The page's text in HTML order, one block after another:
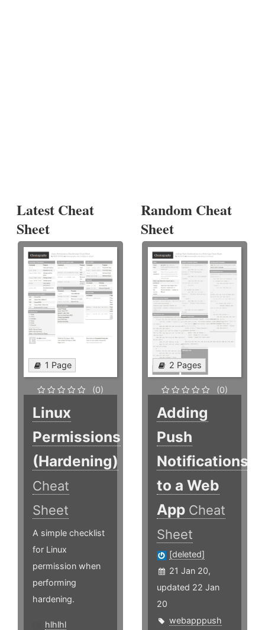
Latest Cheat
Sheet
1 Page
(0)
Linux
Permissions
(Hardening)
Cheat
Sheet
A simple checklist
for Linux
permission when
performing
hardening.
hlhlhl
Random Cheat
Sheet
2 Pages
(0)
Adding
Push
Notifications
to a Web
App Cheat
Sheet
[deleted]
21 Jan 20,
updated 22 Jan
20
webapppush